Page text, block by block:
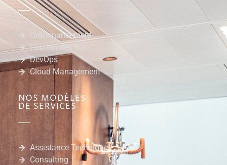
Ordonnancement
Gestion des flux
DevOps
Cloud Management
NOS MODÈLES
DE SERVICES
Assistance Technique
Consulting